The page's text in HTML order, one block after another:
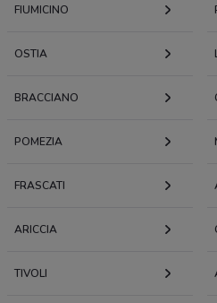
FIUMICINO
OSTIA
BRACCIANO
POMEZIA
FRASCATI
ARICCIA
TIVOLI